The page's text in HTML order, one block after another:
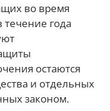
во время
года
остаются
и отдельных
законом.